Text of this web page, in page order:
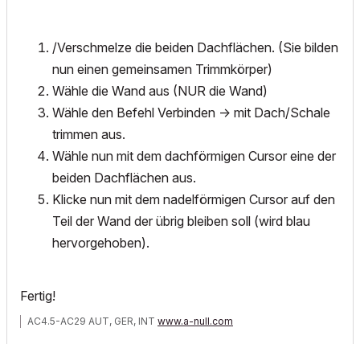
/Verschmelze die beiden Dachflächen. (Sie bilden
nun einen gemeinsamen Trimmkörper)
Wähle die Wand aus (NUR die Wand)
Wähle den Befehl Verbinden -> mit Dach/Schale
trimmen aus.
Wähle nun mit dem dachförmigen Cursor eine der
beiden Dachflächen aus.
Klicke nun mit dem nadelförmigen Cursor auf den
Teil der Wand der übrig bleiben soll (wird blau
hervorgehoben).
Fertig!
AC4.5-AC29 AUT, GER, INT www.a-null.com